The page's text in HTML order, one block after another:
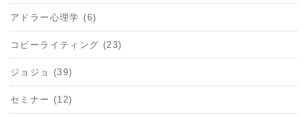
アドラー心理学 (6)
コピーライティング (23)
ジョジョ (39)
セミナー (12)